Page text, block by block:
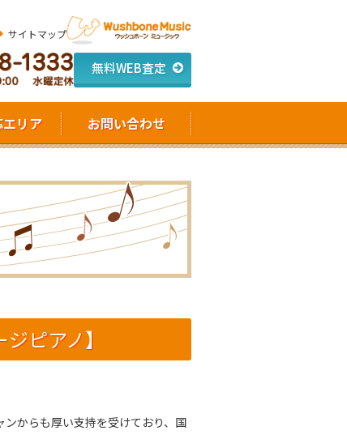
サイトマップ
無料WEB査定
リア お問い合わせ
ピアノ】
からも厚い支持を受けており、国